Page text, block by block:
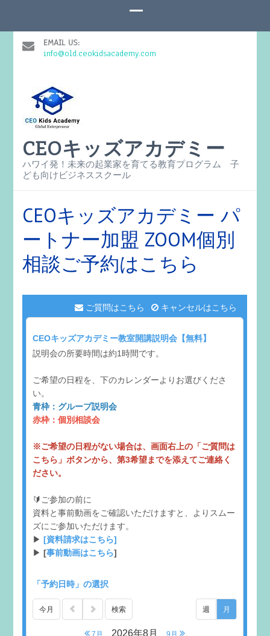
EMAIL US:
info@old.ceokidsacademy.com
CEOキッズアカデミー
ハワイ発！未来の起業家を育てる教育プログラム 子
ども向けビジネススクール
CEOキッズアカデミー パ
ートナー加盟 ZOOM個別
相談ご予約はこちら